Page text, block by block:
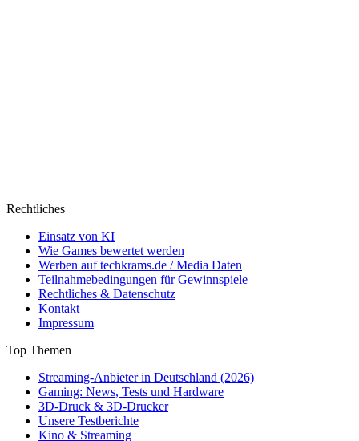
Rechtliches
Einsatz von KI
Wie Games bewertet werden
Werben auf techkrams.de / Media Daten
Teilnahmebedingungen für Gewinnspiele
Rechtliches & Datenschutz
Kontakt
Impressum
Top Themen
Streaming-Anbieter in Deutschland (2026)
Gaming: News, Tests und Hardware
3D-Druck & 3D-Drucker
Unsere Testberichte
Kino & Streaming